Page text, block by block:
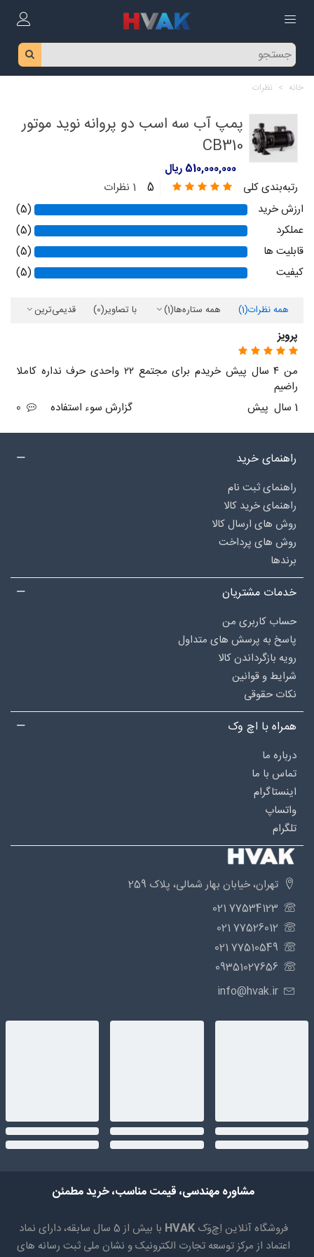
خانه > نظرات
پمپ آب سه اسب دو پروانه نوید موتور
CB310
510,000,000 ریال
رتبه‌بندی کلی
5
1 نظرات
ارزش خرید
(5)
عملکرد
(5)
قابلیت ها
(5)
کیفیت
(5)
همه نظرات(1) همه ستاره‌ها(1) با تصاویر(0) قدیمی‌ترین
پرویز
من ۴ سال پیش خریدم برای مجتمع ۲۲ واحدی حرف نداره کاملا
راضیم
1 سال پیش
گزارش سوء استفاده 0
راهنمای خرید
راهنمای ثبت نام
راهنمای خرید کالا
روش های ارسال کالا
روش های پرداخت
برندها
خدمات مشتریان
حساب کاربری من
پاسخ به پرسش های متداول
رویه بازگرداندن کالا
شرایط و قوانین
نکات حقوقی
همراه با اچ وک
درباره‌ ما
تماس با ما
اینستاگرام
واتساپ
تلگرام
تهران، خیابان بهار شمالی، پلاک 259
77534123 021
77526012 021
77510549 021
09351027656
info@hvak.ir
مشاوره مهندسی، قیمت مناسب، خرید مطمئن
فروشگاه آنلاین اِچ‌وَک HVAK
با بیش از 5 سال سابقه، دارای نماد
اعتماد از مرکز توسعه تجارت الکترونیک و نشان ملی ثبت رسانه های